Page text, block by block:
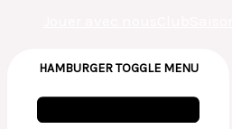
HAMBURGER TOGGLE MENU